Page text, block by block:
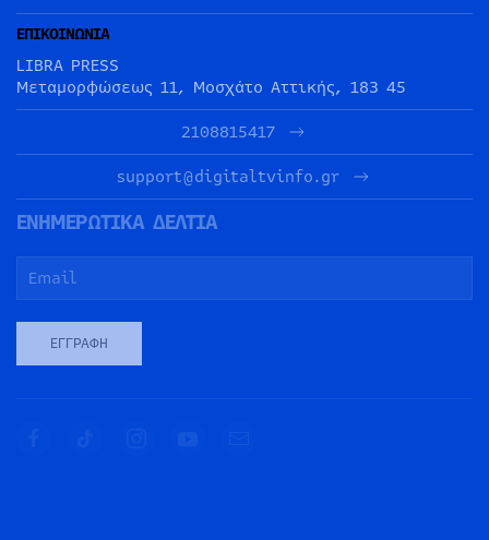
ΕΠΙΚΟΙΝΩΝΙΑ
LIBRA PRESS
Μεταμορφώσεως 11, Μοσχάτο Αττικής, 183 45
2108815417
support@digitaltvinfo.gr
ΕΝΗΜΕΡΩΤΙΚΑ ΔΕΛΤΙΑ
ΕΓΓΡΑΦΉ